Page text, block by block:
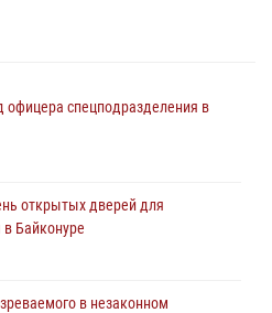
спецподразделения в
открытых дверей для
в Байконуре
в незаконном